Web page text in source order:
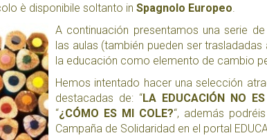
è disponibile soltanto in Spagnolo Europeo
A continuación presentamos una serie
las aulas (también pueden ser
la educación como elemento de cambio
Hemos intentado hacer una selección
destacadas de: “LA EDUCACIÓN NO
“¿CÓMO ES MI COLE?“, además
Campaña de Solidaridad en el portal